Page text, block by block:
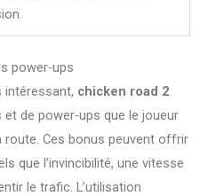
power-ups
intéressant, chicken road 2
de power-ups que le joueur
Ces bonus peuvent offrir
que l’invincibilité, une vitesse
le trafic. L’utilisation